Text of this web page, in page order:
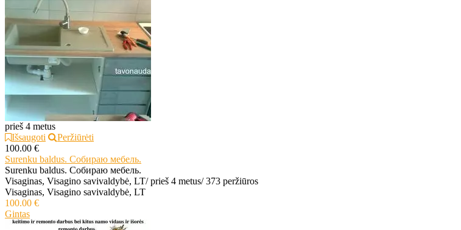
prieš 4 metus
Išsaugoti
Peržiūrėti
100.00 €
Surenku baldus. Собираю мебель.
Surenku baldus. Собираю мебель.
Visaginas, Visagino savivaldybė, LT/ prieš 4 metus/ 373 peržiūros
Visaginas, Visagino savivaldybė, LT
100.00 €
Gintas